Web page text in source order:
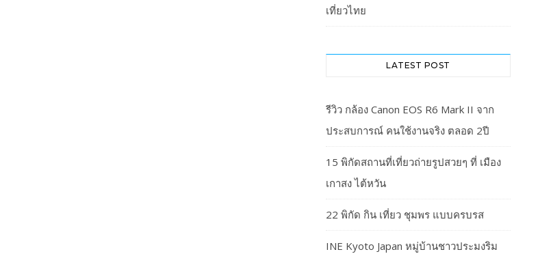
เที่ยวไทย
LATEST POST
รีวิว กล้อง Canon EOS R6 Mark II จาก
ประสบการณ์ คนใช้งานจริง ตลอด 2ปี
15 พิกัดสถานที่เที่ยวถ่ายรูปสวยๆ ที่ เมือง
เกาสง ไต้หวัน
22 พิกัด กิน เที่ยว ชุมพร แบบครบรส
INE Kyoto Japan หมู่บ้านชาวประมงริม